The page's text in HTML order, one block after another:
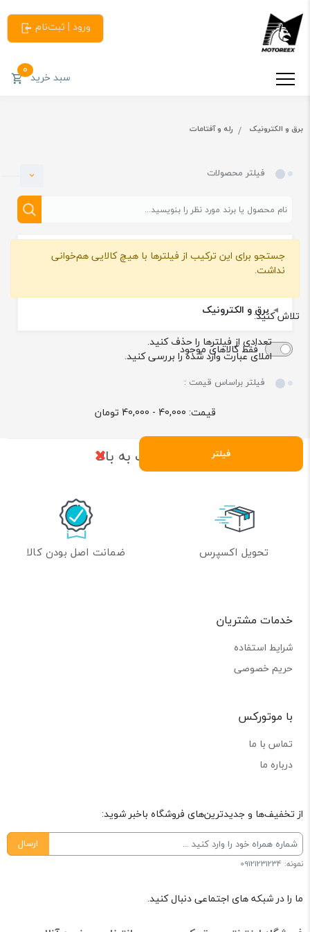
ورود | ثبت‌نام
سبد خرید0
برق و الکترونیک رله و آفتامات
فیلتر محصولات
دسته بندی
برق و الکترونیک
فقط کالاهای موجود
فیلتر براساس قیمت :
قیمت: 40,000 - 40,000 تومان
فیلتر
جستجو برای این ترکیب از فیلترها با هیچ کالایی هم‌خوانی
نداشت.
تلاش کنید:
تعدادی از فیلترها را حذف کنید.
املای عبارت وارد شده را بررسی کنید.
بازگشت به بالا
تحویل اکسپرس ضمانت اصل بودن کالا
خدمات مشتریان
شرایط استفاده
حریم خصوصی
با موتورکس
تماس با ما
درباره ما
از تخفیف‌ها و جدیدترین‌های فروشگاه باخبر شوید:
ارسال
نمونه: 09121231234
ما را در شبکه های اجتماعی دنبال کنید.